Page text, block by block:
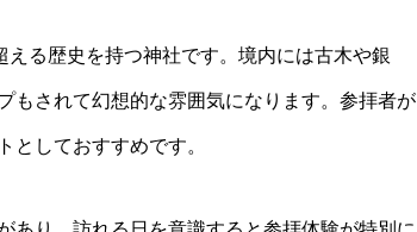
る歴史を持つ神社です。境内には古木や銀
もされて幻想的な雰囲気になります。参拝者が
としておすすめです。